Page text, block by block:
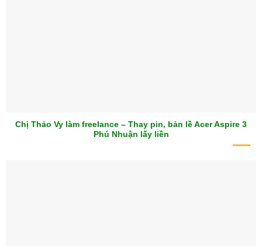
Chị Thảo Vy làm freelance – Thay pin, bản lề Acer Aspire 3
Phú Nhuận lấy liền